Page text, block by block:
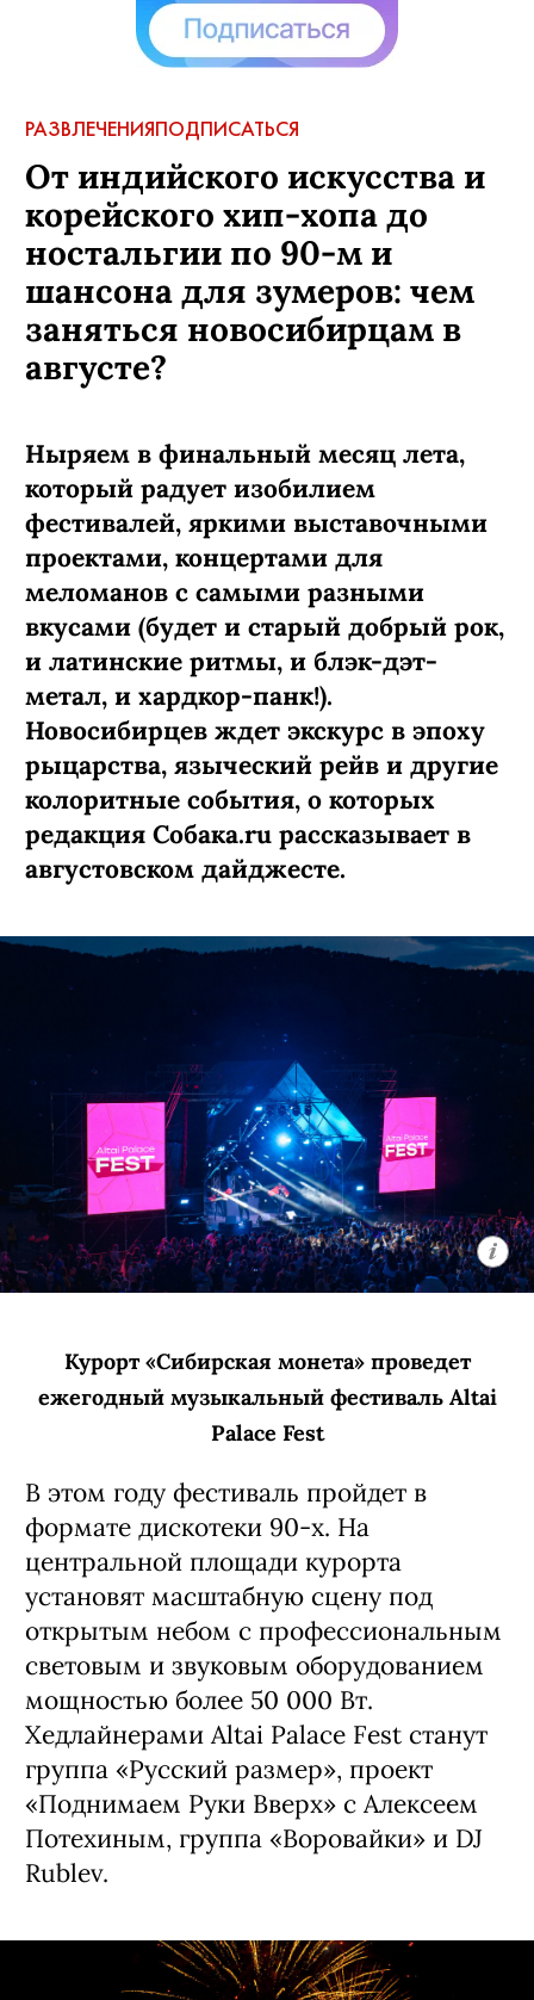
АВТОР: Лидия Осинцева,20 сентября, 2017
МАТЕРИАЛ ИЗ НОМЕРА: НСК.Собака.ru сентябрь 2017
ДАТА СОБЫТИЯ: 22 октября - 22 сентября 2017 года
МЕСТА: Новосибирский государственный академический
театр «Красный факел»
КОММЕНТАРИИ
РАЗВЛЕЧЕНИЯПОДПИСАТЬСЯ
От индийского искусства и
корейского хип-хопа до
ностальгии по 90-м и
шансона для зумеров: чем
заняться новосибирцам в
августе?
Ныряем в финальный месяц лета,
который радует изобилием
фестивалей, яркими выставочными
проектами, концертами для
и латинские ритмы, и блэк-дэт-
метал, и хардкор-панк!).
Новосибирцев ждет экскурс в эпоху
рыцарства, языческий рейв и другие
колоритные события, о которых
редакция Собака.ru рассказывает в
августовском дайджесте.